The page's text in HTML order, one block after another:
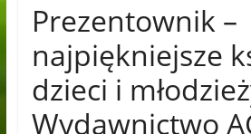
Prezentownik –
najpiękniejsze
dzieci i
Wydawnictwo